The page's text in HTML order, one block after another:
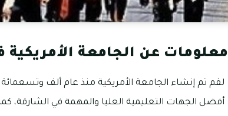
معلومات عن الجامعة الأمريكية
لقم تم إنشاء الجامعة الأمريكية منذ عام ألف
أفضل الجهات التعليمية العليا والمهمة في الشارقة،